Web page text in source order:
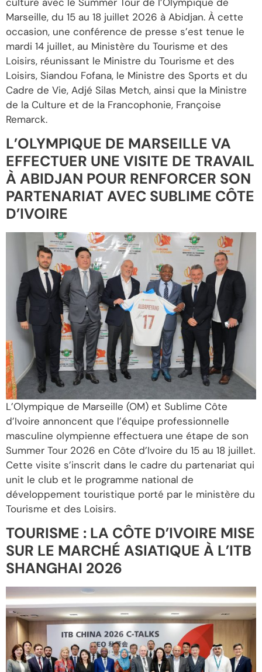
Marseille, du 15 au 18 juillet 2026 à Abidjan. À cette
occasion, une conférence de presse s’est tenue le
mardi 14 juillet, au Ministère du Tourisme et des
Loisirs, réunissant le Ministre du Tourisme et des
Loisirs, Siandou Fofana, le Ministre des Sports et du
Cadre de Vie, Adjé Silas Metch, ainsi que la Ministre
de la Culture et de la Francophonie, Françoise
Remarck.
L’OLYMPIQUE DE MARSEILLE VA
EFFECTUER UNE VISITE DE TRAVAIL
À ABIDJAN POUR RENFORCER SON
PARTENARIAT AVEC SUBLIME CÔTE
D’IVOIRE
L’Olympique de Marseille (OM) et Sublime Côte
d’Ivoire annoncent que l’équipe professionnelle
masculine olympienne effectuera une étape de son
Summer Tour 2026 en Côte d’Ivoire du 15 au 18 juillet.
Cette visite s’inscrit dans le cadre du partenariat qui
unit le club et le programme national de
développement touristique porté par le ministère du
Tourisme et des Loisirs.
TOURISME : LA CÔTE D’IVOIRE MISE
SUR LE MARCHÉ ASIATIQUE À L’ITB
SHANGHAI 2026